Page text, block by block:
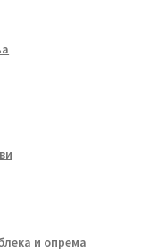
и опрема